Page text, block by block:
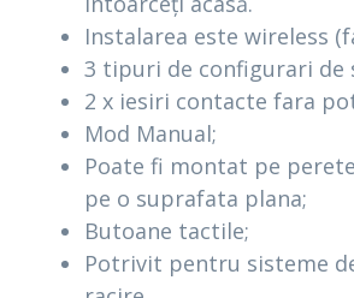
Instalarea este wireless
3 tipuri de configurari de
2 x iesiri contacte fara
Mod Manual;
Poate fi montat pe
pe o suprafata plana;
Butoane tactile;
Potrivit pentru sisteme